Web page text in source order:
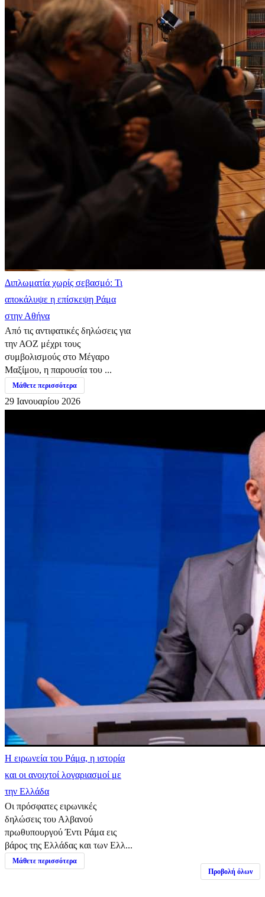
Διπλωματία χωρίς σεβασμό: Τι
αποκάλυψε η επίσκεψη Ράμα
στην Αθήνα
Από τις αντιφατικές δηλώσεις για
την ΑΟΖ μέχρι τους
συμβολισμούς στο Μέγαρο
Μαξίμου, η παρουσία του ...
Μάθετε περισσότερα
29 Ιανουαρίου 2026
Η ειρωνεία του Ράμα, η ιστορία
και οι ανοιχτοί λογαριασμοί με
την Ελλάδα
Οι πρόσφατες ειρωνικές
δηλώσεις του Αλβανού
πρωθυπουργού Έντι Ράμα εις
βάρος της Ελλάδας και των Ελλ...
Μάθετε περισσότερα
Προβολή όλων